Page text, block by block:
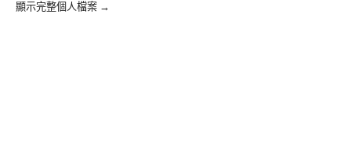
顯示完整個人檔案 →